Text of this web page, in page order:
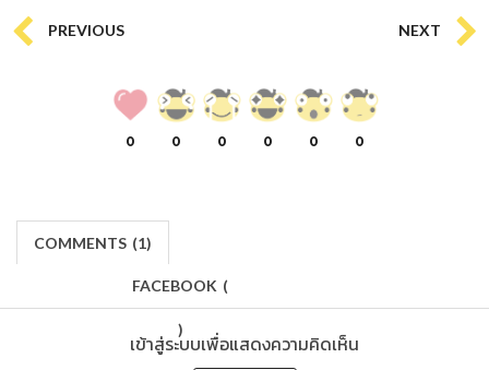
PREVIOUS NEXT
0 0 0 0 0 0
COMMENTS (1)
FACEBOOK (
)
เข้าสู่ระบบเพื่อแสดงความคิดเห็น